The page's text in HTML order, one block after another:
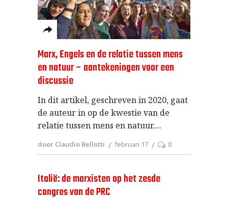
Marx, Engels en de relatie tussen mens
en natuur – aantekeningen voor een
discussie
In dit artikel, geschreven in 2020, gaat
de auteur in op de kwestie van de
relatie tussen mens en natuur.
door Claudio Bellotti februari 17 0
Italië: de marxisten op het zesde
congres van de PRC